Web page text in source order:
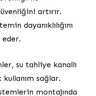
artırır.
dayanıklılığını
eder.
su tahliye kanallı
sağlar.
montajında